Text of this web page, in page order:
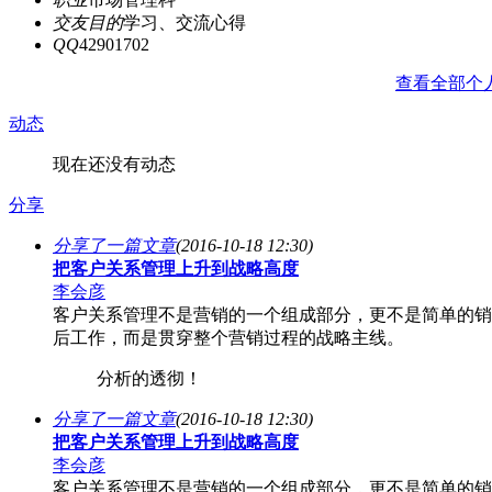
交友目的学习、交流心得
QQ42901702
查看全部个
动态
现在还没有动态
分享
分享了一篇文章(2016-10-18 12:30)
把客户关系管理上升到战略高度
李会彦
客户关系管理不是营销的一个组成部分，更不是简单的
后工作，而是贯穿整个营销过程的战略主线。
分析的透彻！
分享了一篇文章(2016-10-18 12:30)
把客户关系管理上升到战略高度
李会彦
客户关系管理不是营销的一个组成部分，更不是简单的